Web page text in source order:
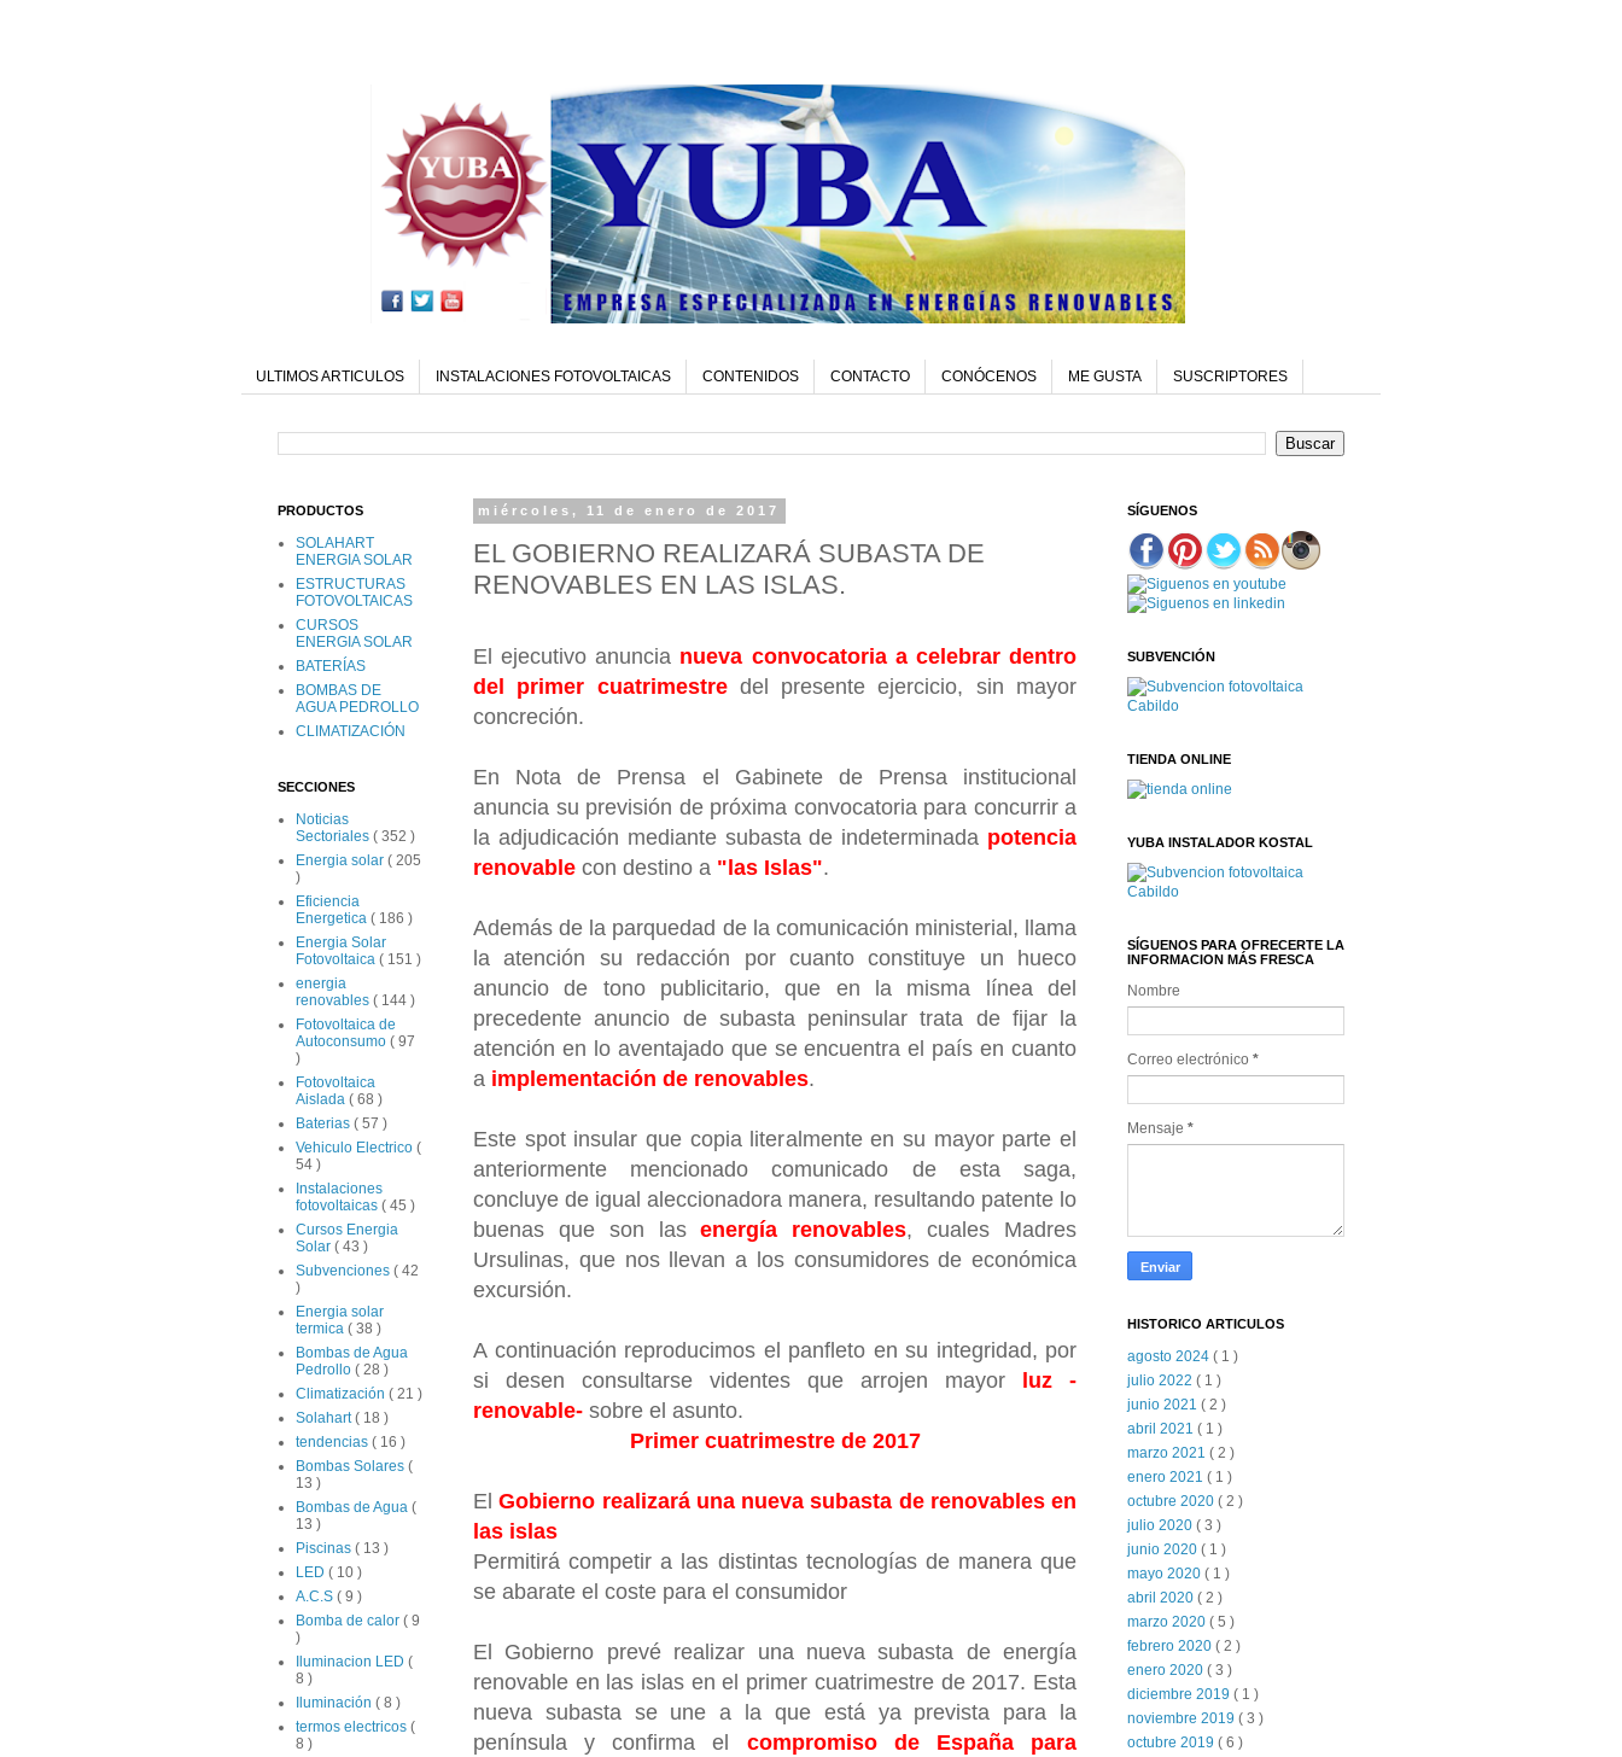
ULTIMOS ARTICULOS INSTALACIONES FOTOVOLTAICAS CONTENIDOS CONTACTO CONÓCENOS ME GUSTA SUSCRIPTORES
miércoles, 11 de enero de 2017
EL GOBIERNO REALIZARÁ SUBASTA DE
RENOVABLES EN LAS ISLAS.
El ejecutivo anuncia nueva convocatoria a celebrar dentro
del primer cuatrimestredel presente ejercicio, sin mayor
concreción.
En Nota de Prensa el Gabinete de Prensa institucional
anuncia su previsión de próxima convocatoria para concurrir a
la adjudicación mediante subasta de indeterminada potencia
renovable con destino a "las Islas".
Además de la parquedad de la comunicación ministerial, llama
la atención su redacción por cuanto constituye un hueco
anuncio de tono publicitario, que en la misma línea del
precedente anuncio de subasta peninsular trata de fijar la
atención en lo aventajado que se encuentra el país en cuanto
a implementación de renovables.
Este spot insular que copia literalmente en su mayor parte el
anteriormente mencionado comunicado de esta saga,
concluye de igual aleccionadora manera, resultando patente lo
buenas que son lasenergía renovables, cuales Madres
Ursulinas, que nos llevan a los consumidores de económica
excursión.
A continuación reproducimos el panfleto en su integridad, por
si desen consultarse videntes que arrojen mayor
luz -
renovable- sobre el asunto.
Primer cuatrimestre de 2017
ElGobierno realizará una nueva subasta de renovables en
las islas
Permitirá competir a las distintas tecnologías de manera que
se abarate el coste para el consumidor
El Gobierno prevé realizar una nueva subasta de energía
renovable en las islas en el primer cuatrimestre de 2017. Esta
nueva subasta se une a la que está ya prevista para la
península y confirma el compromiso de España para
PRODUCTOS
SOLAHART
ENERGIA SOLAR
ESTRUCTURAS
FOTOVOLTAICAS
CURSOS
ENERGIA SOLAR
BATERÍAS
BOMBAS DE
AGUA PEDROLLO
CLIMATIZACIÓN
SECCIONES
Noticias
Sectoriales ( 352 )
Energia solar ( 205
)
Eficiencia
Energetica ( 186 )
Energia Solar
Fotovoltaica ( 151 )
energia
renovables ( 144 )
Fotovoltaica de
Autoconsumo ( 97
)
Fotovoltaica
Aislada ( 68 )
Baterias ( 57 )
Vehiculo Electrico (
54 )
Instalaciones
fotovoltaicas ( 45 )
Cursos Energia
Solar ( 43 )
Subvenciones ( 42
)
Energia solar
termica ( 38 )
Bombas de Agua
Pedrollo ( 28 )
Climatización ( 21 )
Solahart( 18 )
tendencias ( 16 )
Bombas Solares (
13 )
Bombas de Agua (
13 )
Piscinas ( 13 )
LED ( 10 )
A.C.S ( 9 )
Bomba de calor ( 9
)
Iluminacion LED (
8 )
Iluminación ( 8 )
termos electricos (
8 )
SÍGUENOS
SUBVENCIÓN
TIENDA ONLINE
YUBA INSTALADOR KOSTAL
SÍGUENOS PARA OFRECERTE LA
INFORMACION MÁS FRESCA
Nombre
Correo electrónico *
Mensaje *
HISTORICO ARTICULOS
agosto 2024 ( 1 )
julio 2022 ( 1 )
junio 2021 ( 2 )
abril 2021 ( 1 )
marzo 2021 ( 2 )
enero 2021 ( 1 )
octubre 2020 ( 2 )
julio 2020 ( 3 )
junio 2020 ( 1 )
mayo 2020 ( 1 )
abril 2020 ( 2 )
marzo 2020 ( 5 )
febrero 2020 ( 2 )
enero 2020 ( 3 )
diciembre 2019 ( 1 )
noviembre 2019 ( 3 )
octubre 2019 ( 6 )